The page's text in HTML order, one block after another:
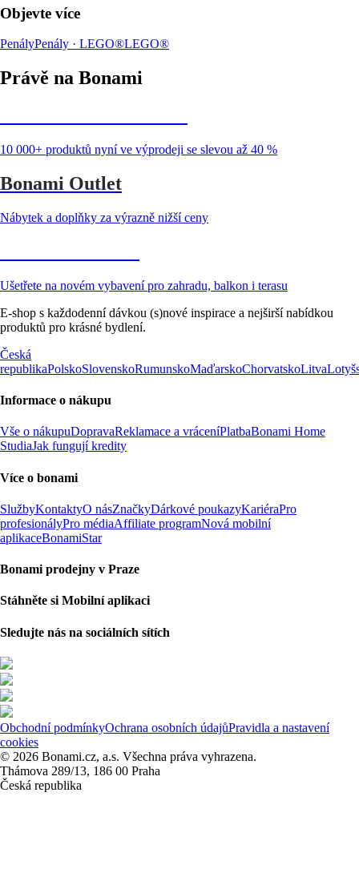
Objevte více
PenályPenály · LEGO®LEGO®
Právě na Bonami
10 000+ produktů nyní ve výprodeji se slevou až 40 %
Bonami Outlet
Nábytek a doplňky za výrazně nižší ceny
Ušetřete na novém vybavení pro zahradu, balkon i terasu
E-shop s každodenní dávkou (s)nové inspirace a nejširší nabídkou
produktů pro krásné bydlení.
Česká
republikaPolskoSlovenskoRumunskoMaďarskoChorvatskoLitva
Informace o nákupu
Vše o nákupuDopravaReklamace a vráceníPlatbaBonami Home
StudiaJak fungují kredity
Více o bonami
SlužbyKontaktyO násZnačkyDárkové poukazyKariéraPro
profesionályPro médiaAffiliate programNová mobilní
aplikaceBonamiStar
Bonami prodejny v Praze
Stáhněte si Mobilní aplikaci
Sledujte nás na sociálních sítích
Obchodní podmínkyOchrana osobních údajůPravidla a nastavení
cookies
© 2026 Bonami.cz, a.s. Všechna práva vyhrazena.
Thámova 289/13, 186 00 Praha
Česká republika